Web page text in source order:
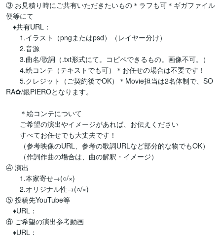
③ お見積り時にご共有いただきたいもの＊ラフも可＊ギガファイル
便等にて
♦共有URL：
1.イラスト（pngまたはpsd）（レイヤー分け）
2.音源
3.曲名/歌詞（.txt形式にて。コピペできるもの。画像不可。）
4.絵コンテ（テキストでも可）＊お任せの場合は不要です！
5.クレジット（ご契約後でOK）＊Movie担当は2名体制で、SO
RA✿/銀PIEROとなります。
＊絵コンテについて
ご希望の演出やイメージがあれば、お伝えください
すべてお任せでも大丈夫です！
（参考映像のURL、参考の歌詞URLなど部分的な物でもOK）
（作詞作曲の場合は、曲の解釈・イメージ）
④ 演出
1.本家寄せ→(○/×)
2.オリジナル性→(○/×)
⑤ 投稿先YouTube等
♦URL：
⑥ ご希望の演出参考動画
♦URL：